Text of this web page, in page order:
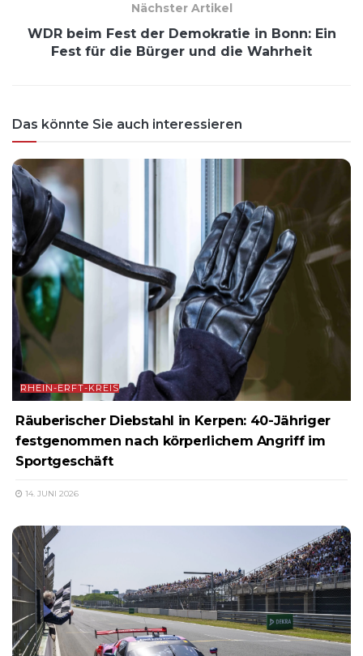
Nächster Artikel
WDR beim Fest der Demokratie in Bonn: Ein
Fest für die Bürger und die Wahrheit
Das könnte Sie auch interessieren
RHEIN-ERFT-KREIS
Räuberischer Diebstahl in Kerpen: 40-Jähriger
festgenommen nach körperlichem Angriff im
Sportgeschäft
14. JUNI 2026